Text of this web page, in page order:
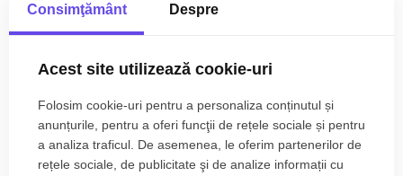
Avantaje majore ale acestui apartament:
• Locatie ferita de aglomeratie;
• Etaj intermediar;
TABOO Imobiliare propune un apartament de inchiriat cu 4
camere, semidecomandat, situat in localitatea Sibiu, zona
Tilisca, aflat la etajul 2 intr -un imobil tip bloc cu regim de
Citește mai mult
Specificații
Curent
Apa
Consimţământ Despre
Acest site utilizează cookie-uri
Folosim cookie-uri pentru a personaliza conținutul și
anunțurile, pentru a oferi funcţii de rețele sociale și pentru
a analiza traficul. De asemenea, le oferim partenerilor de
rețele sociale, de publicitate şi de analize informații cu